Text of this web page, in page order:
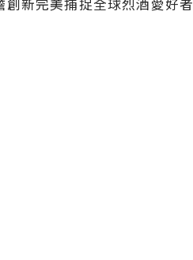
新完美捕捉全球烈酒愛好者